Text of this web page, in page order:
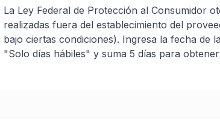
La Ley Federal de Protección al Consumidor
realizadas fuera del establecimiento del
bajo ciertas condiciones). Ingresa la fecha de
"Solo días hábiles" y suma 5 días para